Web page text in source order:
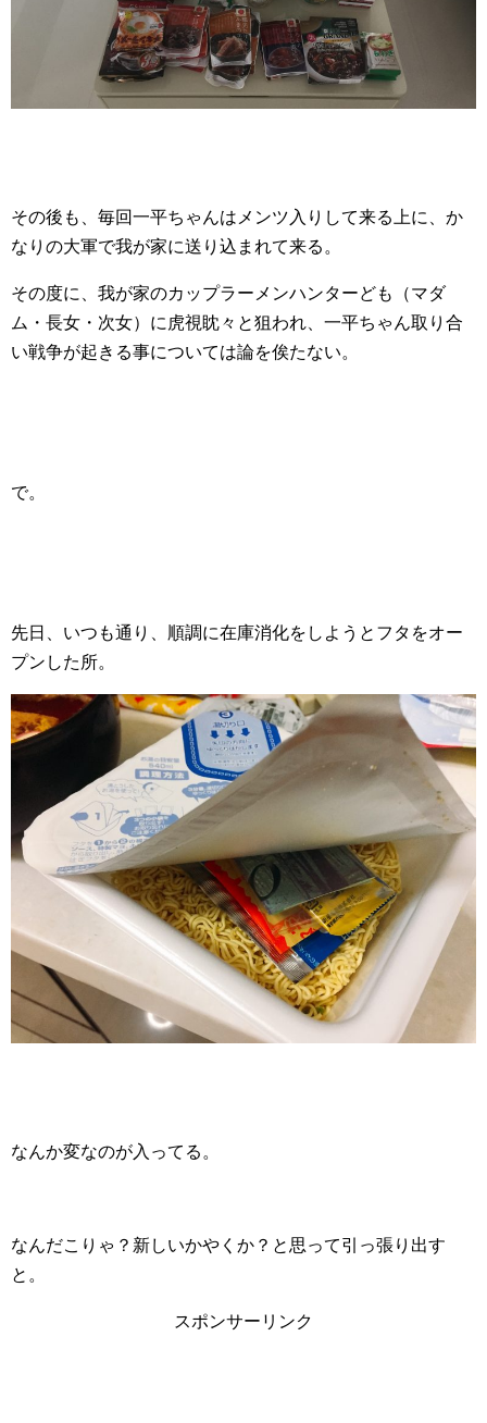
その後も、毎回一平ちゃんはメンツ入りして来る上に、か
なりの大軍で我が家に送り込まれて来る。
その度に、我が家のカップラーメンハンターども（マダ
ム・長女・次女）に虎視眈々と狙われ、一平ちゃん取り合
い戦争が起きる事については論を俟たない。
で。
先日、いつも通り、順調に在庫消化をしようとフタをオー
プンした所。
なんか変なのが入ってる。
なんだこりゃ？新しいかやくか？と思って引っ張り出す
と。
スポンサーリンク